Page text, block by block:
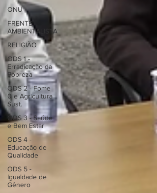
ONU
FRENTE
AMBIENTALISTA
RELIGIÃO
ODS 1 -
Erradicação da
Pobreza
ODS 2 - Fome
0 e Agricultura
Sust.
ODS 3 - Saúde
e Bem Estar
ODS 4 -
Educação de
Qualidade
ODS 5 -
Igualdade de
Gênero